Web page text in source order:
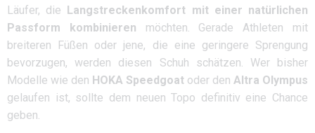
Läufer, die Langstreckenkomfort mit einer natürlichen
Passform kombinieren möchten. Gerade Athleten mit
breiteren Füßen oder jene, die eine geringere Sprengung
bevorzugen, werden diesen Schuh schätzen. Wer bisher
Modelle wie den HOKA Speedgoat oder den Altra Olympus
gelaufen ist, sollte dem neuen Topo definitiv eine Chance
geben.